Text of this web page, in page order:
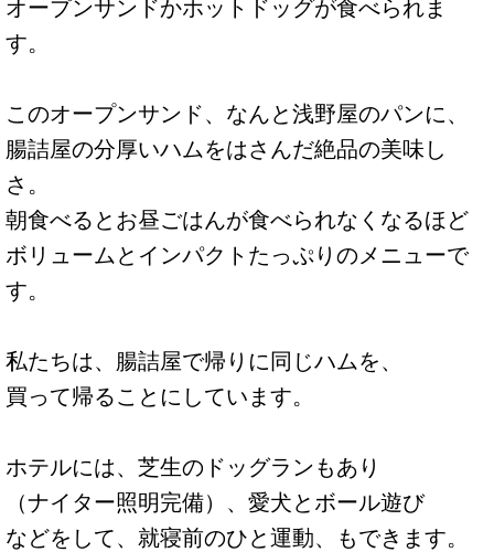
オープンサンドかホットドッグが食べられま
す。
このオープンサンド、なんと浅野屋のパンに、
腸詰屋の分厚いハムをはさんだ絶品の美味し
さ。
朝食べるとお昼ごはんが食べられなくなるほど
ボリュームとインパクトたっぷりのメニューで
す。
私たちは、腸詰屋で帰りに同じハムを、
買って帰ることにしています。
ホテルには、芝生のドッグランもあり
（ナイター照明完備）、愛犬とボール遊び
などをして、就寝前のひと運動、もできます。